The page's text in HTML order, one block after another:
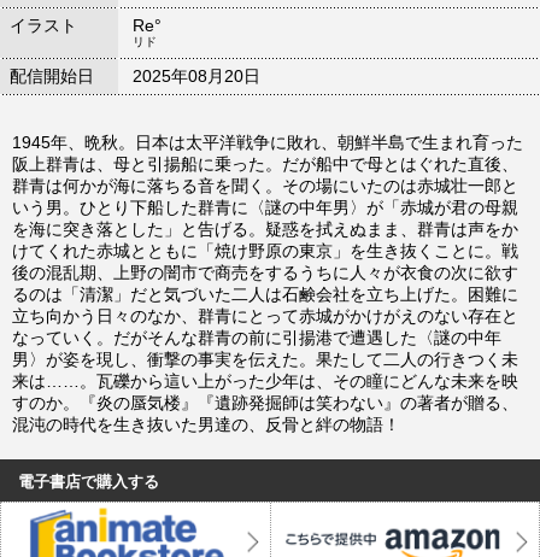
イラスト Re°
リド
配信開始日 2025年08月20日
1945年、晩秋。日本は太平洋戦争に敗れ、朝鮮半島で生まれ育った
阪上群青は、母と引揚船に乗った。だが船中で母とはぐれた直後、
群青は何かが海に落ちる音を聞く。その場にいたのは赤城壮一郎と
いう男。ひとり下船した群青に〈謎の中年男〉が「赤城が君の母親
を海に突き落とした」と告げる。疑惑を拭えぬまま、群青は声をか
けてくれた赤城とともに「焼け野原の東京」を生き抜くことに。戦
後の混乱期、上野の闇市で商売をするうちに人々が衣食の次に欲す
るのは「清潔」だと気づいた二人は石鹸会社を立ち上げた。困難に
立ち向かう日々のなか、群青にとって赤城がかけがえのない存在と
なっていく。だがそんな群青の前に引揚港で遭遇した〈謎の中年
男〉が姿を現し、衝撃の事実を伝えた。果たして二人の行きつく未
来は……。瓦礫から這い上がった少年は、その瞳にどんな未来を映
すのか。『炎の蜃気楼』『遺跡発掘師は笑わない』の著者が贈る、
混沌の時代を生き抜いた男達の、反骨と絆の物語！
電子書店で購入する